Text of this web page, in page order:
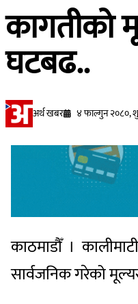
कागतीको
घटबढ..
अर्थ खबर ४ फाल्गुन २०८०,
काठमाडौँ ।
सार्वजनिक गरेको